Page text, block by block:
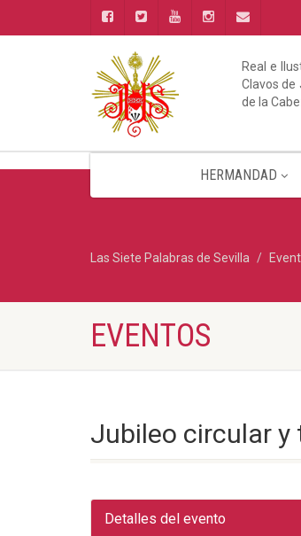
Real e
Clavos de
de la
HERMANDAD
Las Siete Palabras de Sevilla
EVENTOS
Jubileo circular y
Detalles del evento